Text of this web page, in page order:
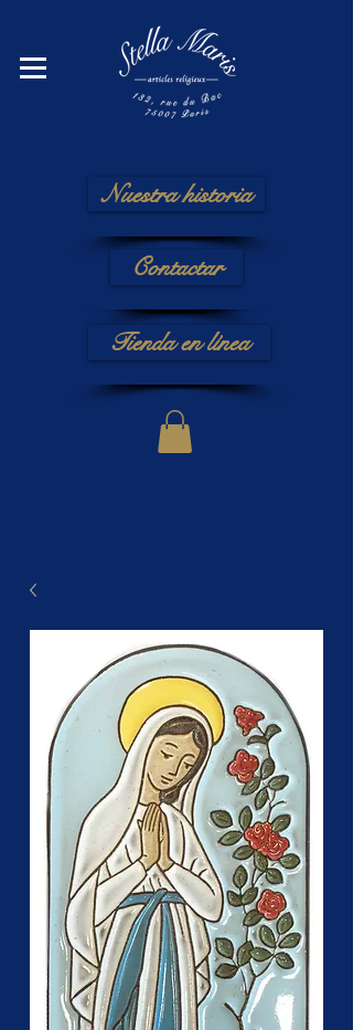
Nuestra historia
Contactar
Tienda en línea